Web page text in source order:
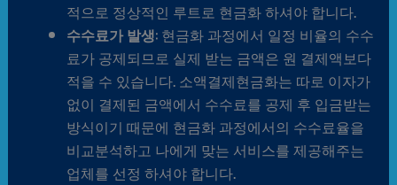
적으로 정상적인 루트로 현금화 하셔야 합니다.
수수료가 발생: 현금화 과정에서 일정 비율의 수수
료가 공제되므로 실제 받는 금액은 원 결제액보다
적을 수 있습니다. 소액결제현금화는 따로 이자가
없이 결제된 금액에서 수수료를 공제 후 입금받는
방식이기 때문에 현금화 과정에서의 수수료율을
비교분석하고 나에게 맞는 서비스를 제공해주는
업체를 선정 하셔야 합니다.